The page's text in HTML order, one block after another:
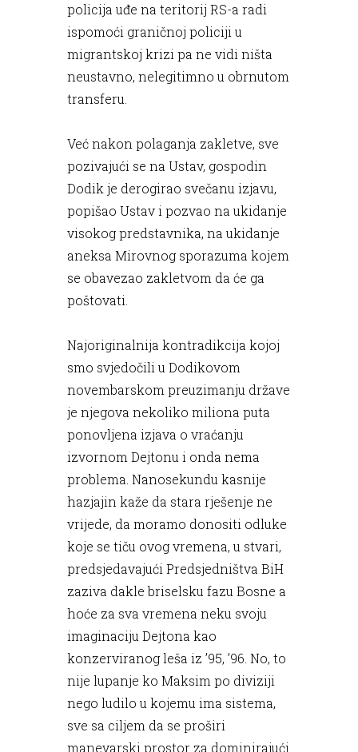
policija uđe na teritorij RS-a radi
ispomoći graničnoj policiji u
migrantskoj krizi pa ne vidi ništa
neustavno, nelegitimno u obrnutom
transferu.
Već nakon polaganja zakletve, sve
pozivajući se na Ustav, gospodin
Dodik je derogirao svečanu izjavu,
popišao Ustav i pozvao na ukidanje
visokog predstavnika, na ukidanje
aneksa Mirovnog sporazuma kojem
se obavezao zakletvom da će ga
poštovati.
Najoriginalnija kontradikcija kojoj
smo svjedočili u Dodikovom
novembarskom preuzimanju države
je njegova nekoliko miliona puta
ponovljena izjava o vraćanju
izvornom Dejtonu i onda nema
problema. Nanosekundu kasnije
hazjajin kaže da stara rješenje ne
vrijede, da moramo donositi odluke
koje se tiču ovog vremena, u stvari,
predsjedavajući Predsjedništva BiH
zaziva dakle briselsku fazu Bosne a
hoće za sva vremena neku svoju
imaginaciju Dejtona kao
konzerviranog leša iz ’95, ’96. No, to
nije lupanje ko Maksim po diviziji
nego ludilo u kojemu ima sistema,
sve sa ciljem da se proširi
manevarski prostor za dominirajući